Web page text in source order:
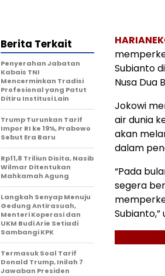
Subianto
Nusa Dua
Jokowi
air dunia
akan
dalam
“Pada
segera
Subianto,”
Berita Terkait
Penyerahan Jabatan
Kabais TNI
Mencerminkan Tradisi
Profesional yang Patut
Ditiru Institusi Lain
Trump Turunkan Tarif
Impor RI ke 19%, Prabowo
Sebut Era Baru
Rp11,8 Triliun Disita, Nasib
Wilmar Ditentukan
Mahkamah Agung
Langkah Senyap Menuju
Gedung Antirasuah,
Menteri Koperasi dan
UKM Budi Arie Setiadi
Sambangi KPK
Termasuk Soal Tarif
Donald Trump, Inilah 7
Jawaban Presiden